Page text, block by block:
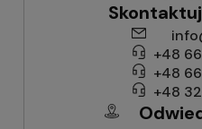
+48
+48
+48